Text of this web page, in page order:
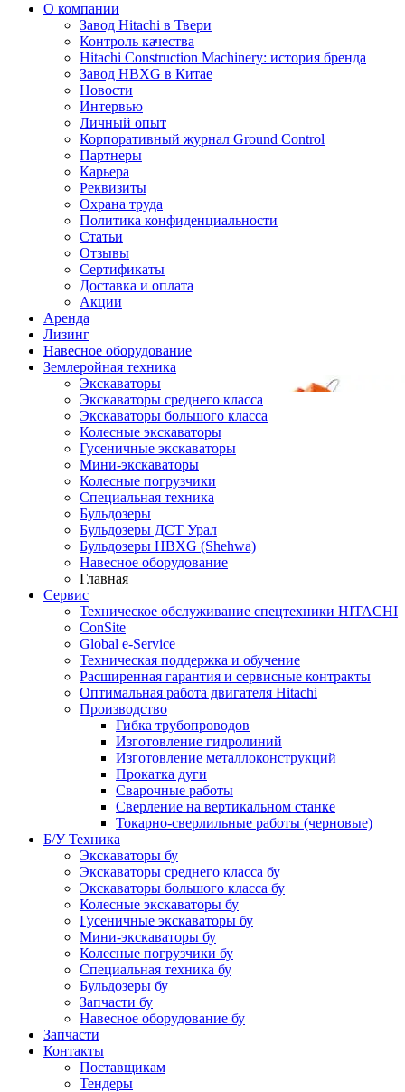
О компании
Завод Hitachi в Твери
Контроль качества
Hitachi Construction Machinery: история бренда
Завод HBXG в Китае
Новости
Интервью
Личный опыт
Корпоративный журнал Ground Control
Партнеры
Карьера
Реквизиты
Охрана труда
Политика конфиденциальности
Статьи
Отзывы
Сертификаты
Доставка и оплата
Акции
Аренда
Лизинг
Навесное оборудование
Землеройная техника
Экскаваторы
Экскаваторы среднего класса
Экскаваторы большого класса
Колесные экскаваторы
Гусеничные экскаваторы
Мини-экскаваторы
Колесные погрузчики
Специальная техника
Бульдозеры
Бульдозеры ДСТ Урал
Бульдозеры HBXG (Shehwa)
Навесное оборудование
Главная
Сервис
Техническое обслуживание спецтехники HITACHI
ConSite
Global e-Service
Техническая поддержка и обучение
Расширенная гарантия и сервисные контракты
Оптимальная работа двигателя Hitachi
Производство
Гибка трубопроводов
Изготовление гидролиний
Изготовление металлоконструкций
Прокатка дуги
Сварочные работы
Сверление на вертикальном станке
Токарно-сверлильные работы (черновые)
Б/У Техника
Экскаваторы бу
Экскаваторы среднего класса бу
Экскаваторы большого класса бу
Колесные экскаваторы бу
Гусеничные экскаваторы бу
Мини-экскаваторы бу
Колесные погрузчики бу
Специальная техника бу
Бульдозеры бу
Запчасти бу
Навесное оборудование бу
Запчасти
Контакты
Поставщикам
Тендеры